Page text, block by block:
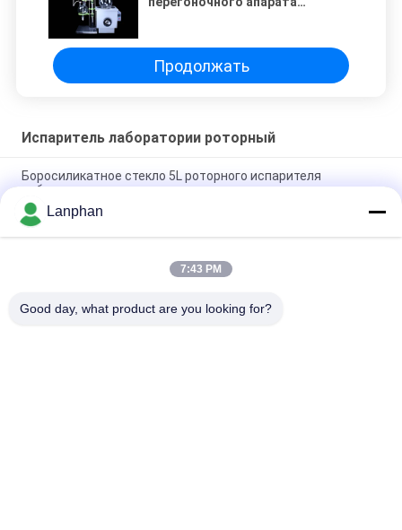
Продолжать
Испаритель лаборатории роторный
Боросиликатное стекло 5L роторного испарителя
лаборатории высокое
Кристаллизатор Evaporatore CBD Distillar вакуума
роторного испарителя лаборатории
rotovap 2l mini alcohol distillator glass vertical tube
Lanphan
7:43 PM
Good day, what product are you looking for?